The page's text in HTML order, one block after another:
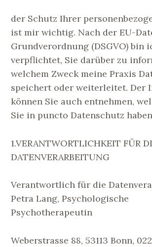
der Schutz Ihrer
ist mir wichtig. Nach der EU-
Grundverordnung (DSGVO) bin
verpflichtet, Sie darüber zu
welchem Zweck meine Praxis
speichert oder weiterleitet. Der
können Sie auch entnehmen,
Sie in puncto Datenschutz
1.VERANTWORTLICHKEIT FÜR
DATENVERARBEITUNG
Verantwortlich für die
Petra Lang, Psychologische
Psychotherapeutin
Weberstrasse 88, 53113 Bonn,